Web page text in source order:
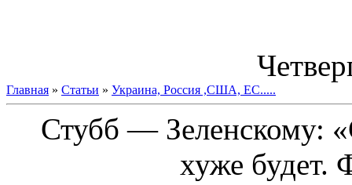
Главная » Статьи » Украина, Россия ,США, ЕС.....
Стубб — Зеленскому:
хуже будет.